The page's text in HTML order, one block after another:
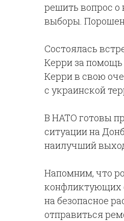
решить вопрос
выборы.
Состоялась
Керри за помощь
Керри в свою
с украинской
В НАТО готовы
ситуации на
наилучший
Напомним, что
конфликтующих
на безопасное
отправиться